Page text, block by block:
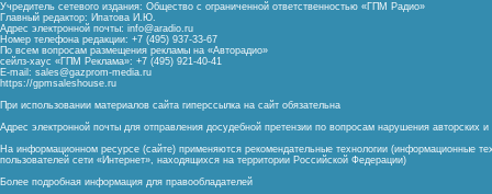
Учредитель сетевого издания: Общество с ограниченной ответственностью «ГПМ Радио»
Главный редактор: Ипатова И.Ю.
Адрес электронной почты: info@aradio.ru
Номер телефона редакции: +7 (495) 937-33-67
По всем вопросам размещения рекламы на «Авторадио»
сейлз-хаус «ГПМ Реклама»: +7 (495) 921-40-41
E-mail: sales@gazprom-media.ru
https://gpmsaleshouse.ru
При использовании материалов сайта гиперссылка на сайт обязательна
Адрес электронной почты для отправления досудебной претензии по вопросам нарушения авторских
На информационном ресурсе (сайте) применяются рекомендательные технологии (информационные
пользователей сети «Интернет», находящихся на территории Российской Федерации)
Более подробная информация для правообладателей